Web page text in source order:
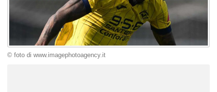
© foto di www.imagephotoagency.it